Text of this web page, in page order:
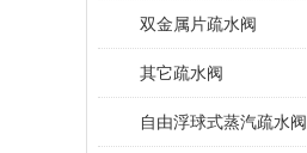
双金属片疏水阀
其它疏水阀
自由浮球式蒸汽疏水阀